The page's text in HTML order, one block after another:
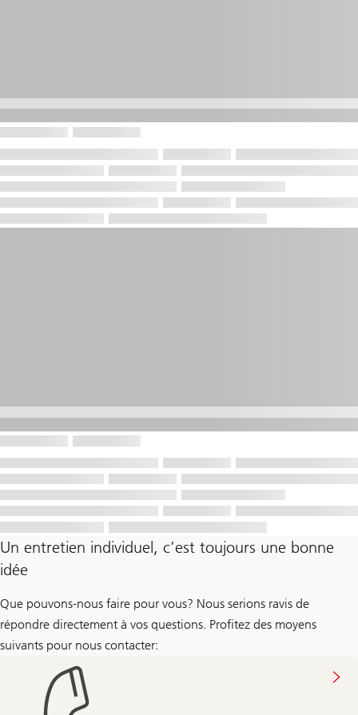
Un entretien individuel, c’est toujours une bonne
idée
Que pouvons-nous faire pour vous? Nous serions ravis de
répondre directement à vos questions. Profitez des moyens
suivants pour nous contacter: